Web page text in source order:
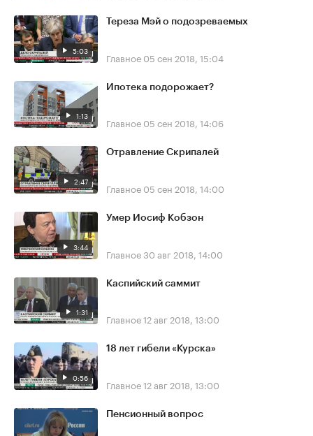
5:03
Тереза Мэй о подозреваемых
Главное 05 сен 2018, 15:04
1:13
Ипотека подорожает?
Главное 05 сен 2018, 14:06
2:47
Отравление Скрипалей
Главное 05 сен 2018, 14:00
3:44
Умер Иосиф Кобзон
Главное30 авг 2018, 14:00
1:31
Каспийский саммит
Главное12 авг 2018, 13:00
0:56
18 лет гибели «Курска»
Главное12 авг 2018, 13:00
Пенсионный вопрос